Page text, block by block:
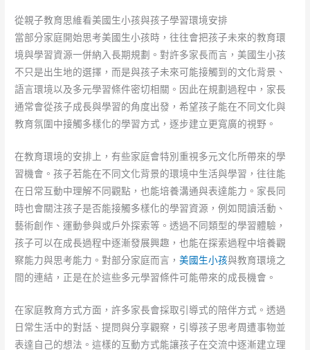
從親子教育思維看美國生小孩與孩子學習環境安排
當部分家庭開始思考美國生小孩時，往往會把孩子未來的教育環
境與學習資源一併納入長期規劃。對許多家長而言，美國生小孩
不只是出生地的選擇，而是與孩子未來可能接觸到的文化背景、
語言環境以及多元學習條件密切相關。因此在規劃過程中，家長
通常會從孩子成長與學習的角度出發，希望孩子能在不同文化與
教育氛圍中接觸多樣化的學習方式，逐步建立更寬廣的視野。
在教育環境的安排上，有些家庭會特別重視多元文化所帶來的學
習機會。孩子若能在不同文化背景的環境中生活與學習，往往能
在日常互動中理解不同觀點，也能培養溝通與表達能力。家長同
時也會關注孩子是否能接觸多樣化的學習資源，例如閱讀活動、
藝術創作、運動參與或戶外探索等。透過不同類型的學習體驗，
孩子可以在成長過程中逐漸發展興趣，也能在探索過程中培養觀
察能力與思考能力。對部分家庭而言，美國生小孩與教育環境之
間的連結，正是在於這些多元學習條件可能帶來的成長機會。
在家庭教育方式方面，許多家長會採取引導式的陪伴方式。透過
日常生活中的對話、提問與分享觀察，引導孩子思考周遭事物並
表達自己的想法。這樣的互動方式能讓孩子在交流中逐漸建立理